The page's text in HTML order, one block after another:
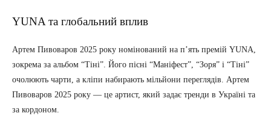
YUNA та глобальний вплив
Артем Пивоваров 2025 року номінований на п’ять премій YUNA,
зокрема за альбом “Тіні”. Його пісні “Маніфест”, “Зоря” і “Тіні”
очолюють чарти, а кліпи набирають мільйони переглядів. Артем
Пивоваров 2025 року — це артист, який задає тренди в Україні та
за кордоном.